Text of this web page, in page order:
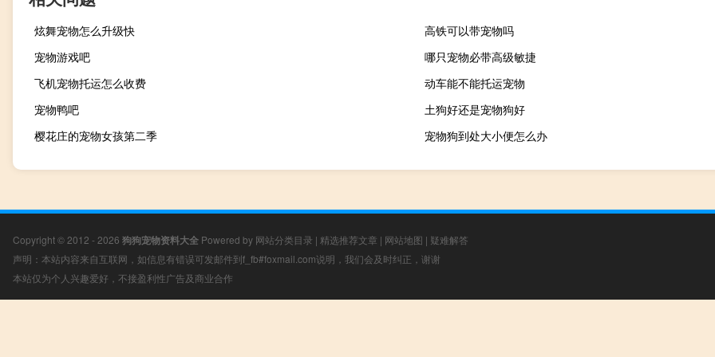
炫舞宠物怎么升级快
高铁可以带宠物吗
宠物游戏吧
哪只宠物必带高级敏捷
飞机宠物托运怎么收费
动车能不能托运宠物
宠物鸭吧
土狗好还是宠物狗好
樱花庄的宠物女孩第二季
宠物狗到处大小便怎么办
Copyright © 2012 - 2026 狗狗宠物资料大全 Powered by 网站分类目录 | 精选推荐文章 | 网站地图 | 疑难解答
声明：本站内容来自互联网，如信息有错误可发邮件到f_fb#foxmail.com说明，我们会及时纠正，谢谢
本站仅为个人兴趣爱好，不接盈利性广告及商业合作